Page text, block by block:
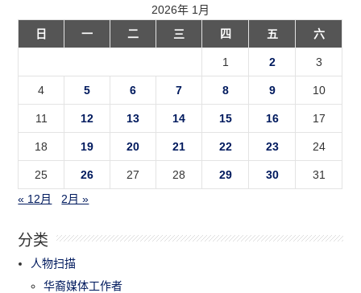
2026年 1月
日
一 二 三 四 五 六
1 2 3
4 5 6 7 8 9 10
11 12 13 14 15 16 17
18 19 20 21 22 23 24
25 26 27 28 29 30
31
« 12月
2月 »
分类
人物扫描
华裔媒体工作者